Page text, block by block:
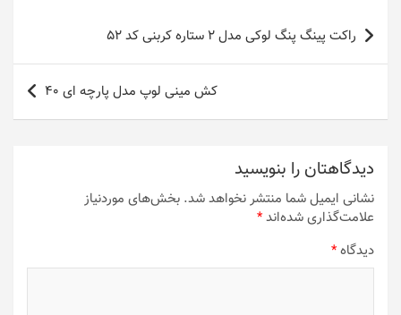
راهبری
نوشته
راکت پینگ پنگ لوکی مدل 2 ستاره کربنی کد 52
کش مینی لوپ مدل پارچه ای 40
دیدگاهتان را بنویسید
نشانی ایمیل شما منتشر نخواهد شد. بخش‌های موردنیاز
علامت‌گذاری شده‌اند*
دیدگاه*